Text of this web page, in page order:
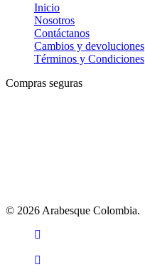
Inicio
Nosotros
Contáctanos
Cambios y devoluciones
Términos y Condiciones
Compras seguras
© 2026 Arabesque Colombia.
facebook
instagram